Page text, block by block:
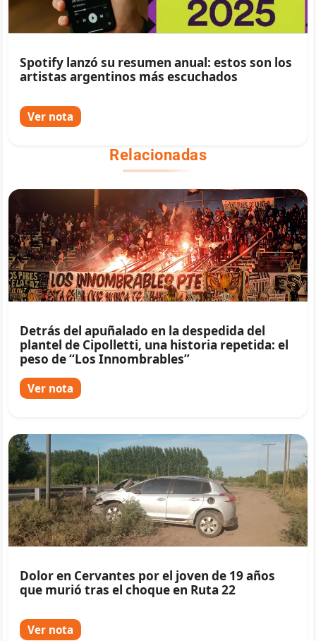
Spotify lanzó su resumen anual: estos son los
artistas argentinos más escuchados
Ver nota
Relacionadas
Detrás del apuñalado en la despedida del
plantel de Cipolletti, una historia repetida: el
peso de “Los Innombrables”
Ver nota
Dolor en Cervantes por el joven de 19 años
que murió tras el choque en Ruta 22
Ver nota